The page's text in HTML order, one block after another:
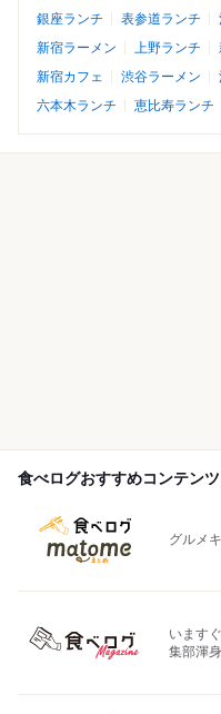
銀座ランチ
表参道ランチ
新宿ラーメン
上野ランチ
新宿カフェ
渋谷ラーメン
六本木ランチ
恵比寿ランチ
食べログおすすめコンテンツ
グルメ
います
集部渾